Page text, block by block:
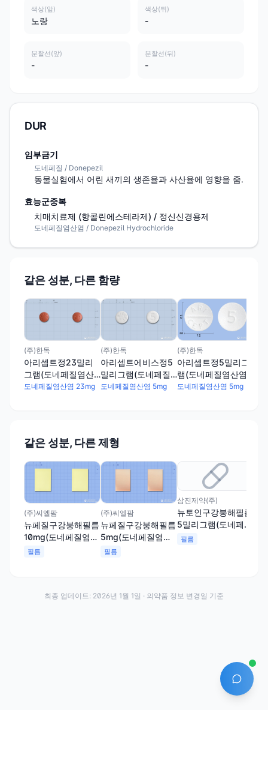
색상(앞)
노랑
색상(뒤)
-
분할선(앞)
-
분할선(뒤)
-
DUR
임부금기
도네페질 / Donepezil
동물실험에서 어린 새끼의 생존율과 사산율에 영향을 줌.
효능군중복
치매치료제 (항콜린에스테라제) / 정신신경용제
도네페질염산염 / Donepezil Hydrochloride
같은 성분, 다른 함량
(주)한독
아리셉트정23밀리
그램(도네페질염산
염)
도네페질염산염 23mg
(주)한독
아리셉트에비스정5
밀리그램(도네페질
염산염)
도네페질염산염 5mg
(주)한독
아리셉트정5밀리그
램(도네페질염산염)
도네페질염산염 5mg
같은 성분, 다른 제형
(주)씨엘팜
뉴페질구강붕해필름
10mg(도네페질염산
염)
필름
(주)씨엘팜
뉴페질구강붕해필름
5mg(도네페질염산
염)
필름
삼진제약(주)
뉴토인구강붕해필름
5밀리그램(도네페질
염산염)
필름
AI 에이
최종 업데이트: 2026년 1월 1일 · 의약품 정보 변경일 기준